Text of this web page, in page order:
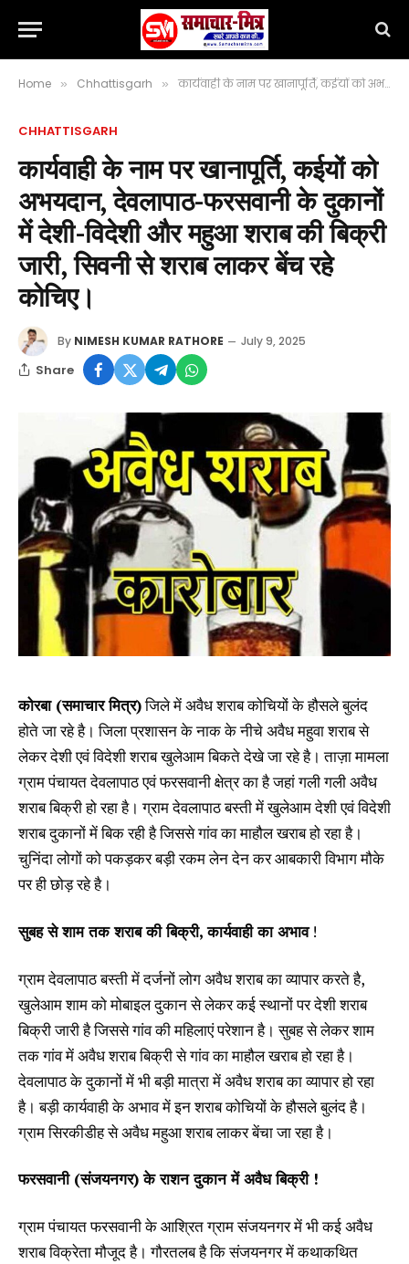
Home » Chhattisgarh » कार्यवाही के नाम पर खानापूर्ति, कईयों को अभयदान, देवलापाठ-फरसवानी के दुकानों में देशी-विदेशी और महुआ शराब की बिक्री जारी, सिवनी से शराब लाकर बेंच रहे कोचिए।
CHHATTISGARH
कार्यवाही के नाम पर खानापूर्ति, कईयों को
अभयदान, देवलापाठ-फरसवानी के दुकानों
में देशी-विदेशी और महुआ शराब की बिक्री
जारी, सिवनी से शराब लाकर बेंच रहे
कोचिए।
By NIMESH KUMAR RATHORE July 9, 2025
Share
कोरबा (समाचार मित्र)जिले में अवैध शराब कोचियों के हौसले बुलंद
होते जा रहे है। जिला प्रशासन के नाक के नीचे अवैध महुवा शराब से
लेकर देशी एवं विदेशी शराब खुलेआम बिकते देखे जा रहे है। ताज़ा मामला
ग्राम पंचायत देवलापाठ एवं फरसवानी क्षेत्र का है जहां गली गली अवैध
शराब बिक्री हो रहा है। ग्राम देवलापाठ बस्ती में खुलेआम देशी एवं विदेशी
शराब दुकानों में बिक रही है जिससे गांव का माहौल खराब हो रहा है।
चुनिंदा लोगों को पकड़कर बड़ी रकम लेन देन कर आबकारी विभाग मौके
पर ही छोड़ रहे है।
सुबह से शाम तक शराब की बिक्री, कार्यवाही का अभाव!
ग्राम देवलापाठ बस्ती में दर्जनों लोग अवैध शराब का व्यापार करते है,
खुलेआम शाम को मोबाइल दुकान से लेकर कई स्थानों पर देशी शराब
बिक्री जारी है जिससे गांव की महिलाएं परेशान है। सुबह से लेकर शाम
तक गांव में अवैध शराब बिक्री से गांव का माहौल खराब हो रहा है।
देवलापाठ के दुकानों में भी बड़ी मात्रा में अवैध शराब का व्यापार हो रहा
है। बड़ी कार्यवाही के अभाव में इन शराब कोचियों के हौसले बुलंद है।
ग्राम सिरकीडीह से अवैध महुआ शराब लाकर बेंचा जा रहा है।
फरसवानी (संजयनगर) के राशन दुकान में अवैध बिक्री !
ग्राम पंचायत फरसवानी के आश्रित ग्राम संजयनगर में भी कई अवैध
शराब विक्रेता मौजूद है। गौरतलब है कि संजयनगर में कथाकथित